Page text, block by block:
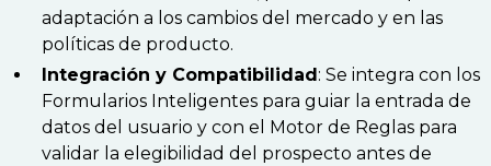
adaptación a los cambios del mercado y en las
políticas de producto.
Integración y Compatibilidad : Se integra con los
Formularios Inteligentes para guiar la entrada de
datos del usuario y con el Motor de Reglas para
validar la elegibilidad del prospecto antes de